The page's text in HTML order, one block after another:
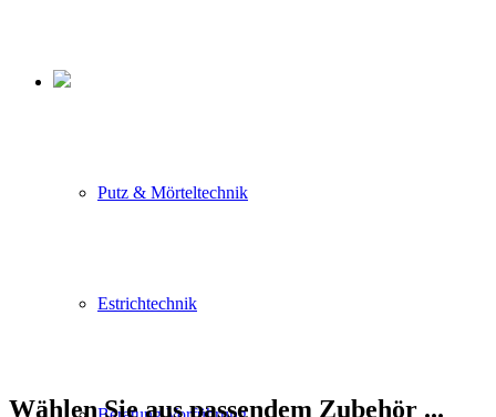
Putz & Mörteltechnik
Estrichtechnik
Wählen Sie aus passendem Zubehör ...